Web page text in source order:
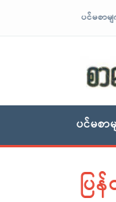
ပင်မစာမ
ပင်မစာ
ပြ